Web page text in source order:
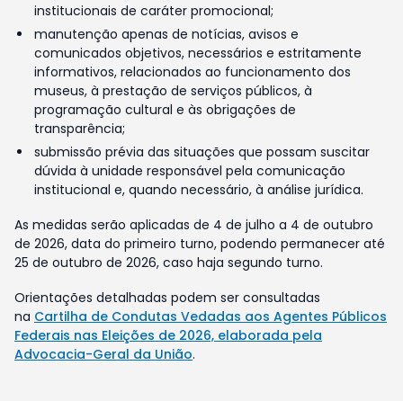
institucionais de caráter promocional;
manutenção apenas de notícias, avisos e
comunicados objetivos, necessários e estritamente
informativos, relacionados ao funcionamento dos
museus, à prestação de serviços públicos, à
programação cultural e às obrigações de
transparência;
submissão prévia das situações que possam suscitar
dúvida à unidade responsável pela comunicação
institucional e, quando necessário, à análise jurídica.
As medidas serão aplicadas de 4 de julho a 4 de outubro
de 2026, data do primeiro turno, podendo permanecer até
25 de outubro de 2026, caso haja segundo turno.
Orientações detalhadas podem ser consultadas
na Cartilha de Condutas Vedadas aos Agentes Públicos
Federais nas Eleições de 2026, elaborada pela
Advocacia-Geral da União.